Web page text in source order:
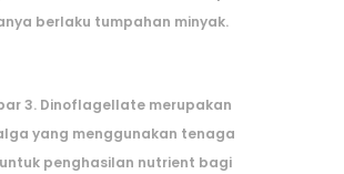
berlaku tumpahan minyak.
3. Dinoflagellate merupakan
yang menggunakan tenaga
penghasilan nutrient bagi